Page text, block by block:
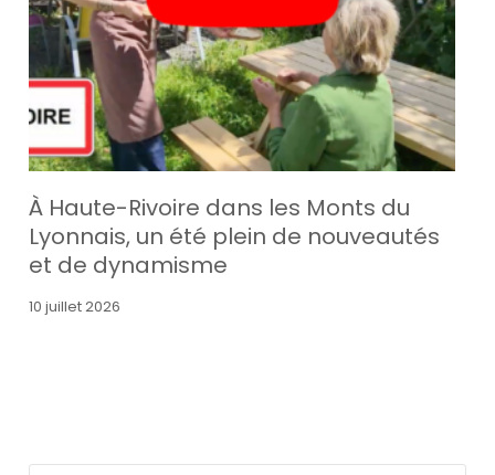
À Haute-Rivoire dans les Monts du
Lyonnais, un été plein de nouveautés
et de dynamisme
10 juillet 2026